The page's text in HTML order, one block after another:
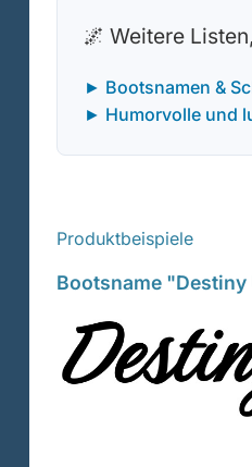
🌌 Weitere
► Bootsnamen &
► Humorvolle und
Produktbeispiele
Bootsname